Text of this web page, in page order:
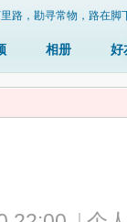
路，勘寻常物，路在
相册 好